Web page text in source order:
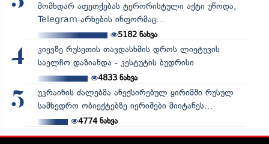
მომხდარ აფეთქებას ტერორისტული აქტი უწოდა,
Telegram-არხების ინფორმაც...
5182ნახვა
4
კიევზე რუსეთის თავდასხმის დროს ლიეტუვის
საელჩო დაზიანდა - კესტუტის ბუდრისი
4833ნახვა
5
უკრაინის ძალებმა ანექსირებულ ყირიმში რუსულ
სამხედრო ობიექტებზე იერიშები მიიტანეს...
4774ნახვა